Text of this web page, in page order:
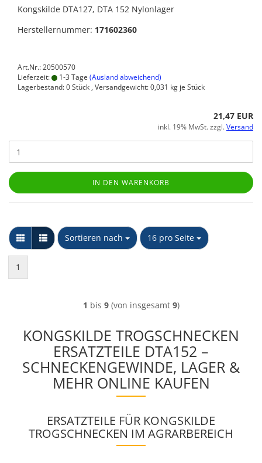
Kongskilde DTA127, DTA 152 Nylonlager
Herstellernummer: 171602360
Art.Nr.: 20500570
Lieferzeit:
1-3 Tage (Ausland abweichend)
Lagerbestand: 0 Stück , Versandgewicht:0,031 kg je Stück
21,47 EUR
inkl. 19% MwSt. zzgl.Versand
IN DEN WARENKORB
Sortieren nach
Sortieren nach 16 pro Seite
pro Seite
1
1 bis 9(von insgesamt 9)
KONGSKILDE TROGSCHNECKEN
ERSATZTEILE DTA152 –
SCHNECKENGEWINDE, LAGER &
MEHR ONLINE KAUFEN
ERSATZTEILE FÜR KONGSKILDE
TROGSCHNECKEN IM AGRARBEREICH